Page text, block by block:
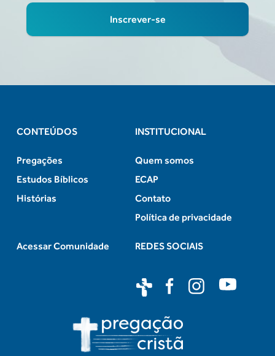
CONTEÚDOS
Pregações
Estudos Bíblicos
Histórias
INSTITUCIONAL
Quem somos
ECAP
Contato
Política de privacidade
Acessar Comunidade REDES SOCIAIS